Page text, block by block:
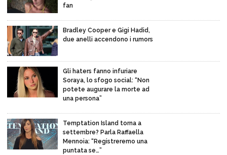
fan
Bradley Cooper e Gigi Hadid,
due anelli accendono i rumors
Gli haters fanno infuriare
Soraya, lo sfogo social: “Non
potete augurare la morte ad
una persona”
Temptation Island torna a
settembre? Parla Raffaella
Mennoia: “Registreremo una
puntata se…”